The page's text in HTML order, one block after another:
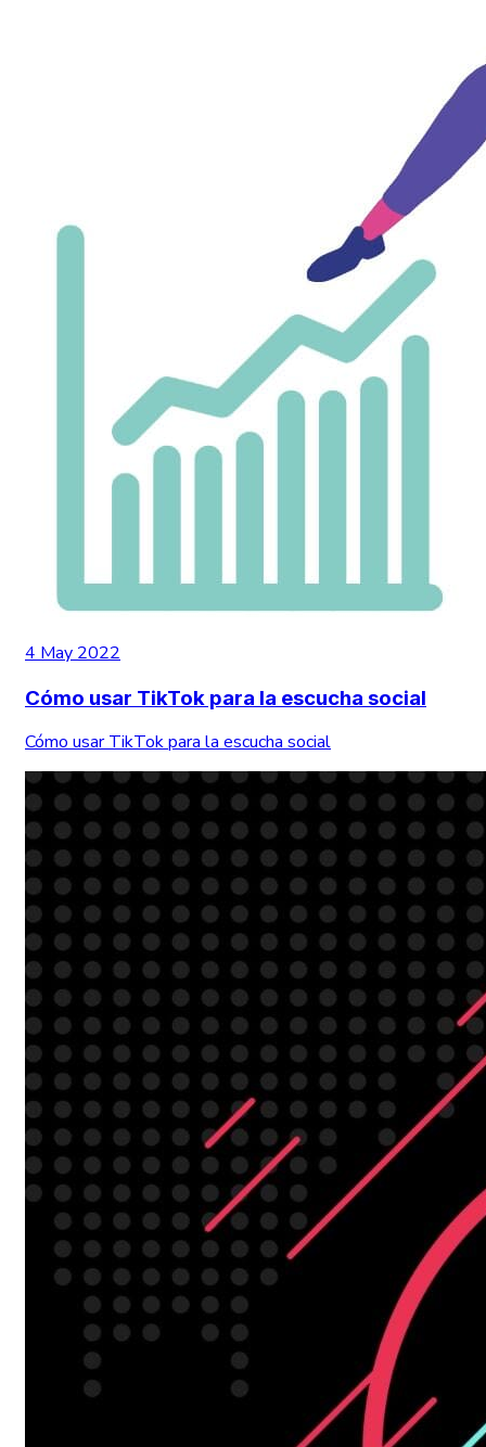
4 May 2022
Cómo usar TikTok para la escucha social
Cómo usar TikTok para la escucha social